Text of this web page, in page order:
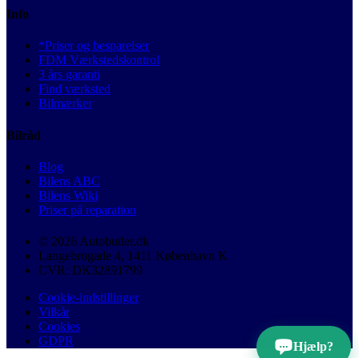
Info
*Priser og besparelser
FDM Værkstedskontrol
3 års garanti
Find værksted
Bilmærker
Bilråd
Blog
Bilens ABC
Bilens Wiki
Priser på reparation
© 2026 Autobutler.dk
Langebrogade 4, 1411 København K
CVR: DK32891799
Cookie-indstillinger
Vilkår
Cookies
GDPR
Hjælp?